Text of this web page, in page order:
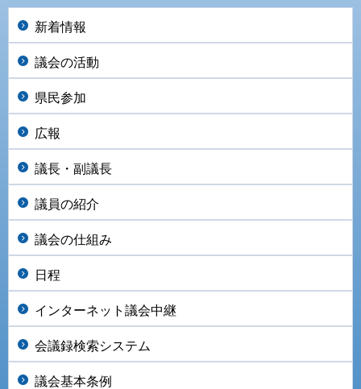
新着情報
議会の活動
県民参加
広報
議長・副議長
議員の紹介
議会の仕組み
日程
インターネット議会中継
会議録検索システム
議会基本条例